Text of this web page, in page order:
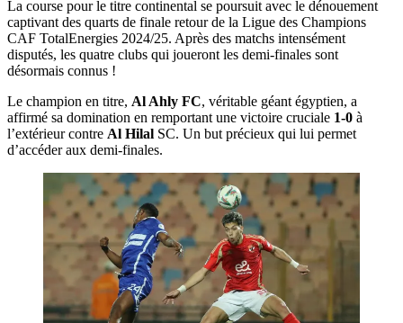
La course pour le titre continental se poursuit avec le dénouement
captivant des quarts de finale retour de la Ligue des Champions
CAF TotalEnergies 2024/25. Après des matchs intensément
disputés, les quatre clubs qui joueront les demi-finales sont
désormais connus !
Le champion en titre, Al Ahly FC, véritable géant égyptien, a
affirmé sa domination en remportant une victoire cruciale 1-0 à
l’extérieur contre Al Hilal SC. Un but précieux qui lui permet
d’accéder aux demi-finales.